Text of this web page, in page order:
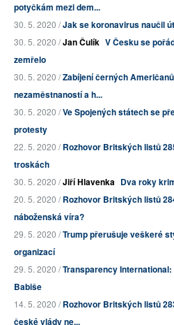
potyčkám mezi dem...
30. 5. 2020 /Jak se koronavirus naučil
30. 5. 2020 /Jan Čulík V Česku se
zemřelo
30. 5. 2020 /Zabíjení černých
nezaměstnaností a h...
30. 5. 2020 /Ve Spojených státech se
protesty
22. 5. 2020 /Rozhovor Britských listů
troskách
30. 5. 2020 /Jiří Hlavenka Dva roky
20. 5. 2020 /Rozhovor Britských listů
náboženská víra?
29. 5. 2020 /Trump přerušuje veškeré
organizací
29. 5. 2020 /Transparency
Babiše
14. 5. 2020 /Rozhovor Britských listů
české vlády ne...